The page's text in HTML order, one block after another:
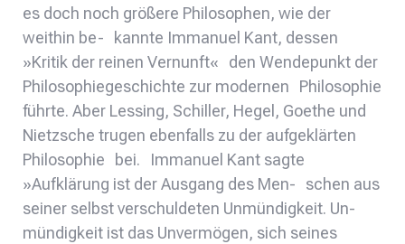
es doch noch größere Philosophen, wie der
weithin be- kannte Immanuel Kant, dessen
»Kritik der reinen Vernunft« den Wendepunkt der
Philosophiegeschichte zur modernen Philosophie
führte. Aber Lessing, Schiller, Hegel, Goethe und
Nietzsche trugen ebenfalls zu der aufgeklärten
Philosophie bei. Immanuel Kant sagte
»Aufklärung ist der Ausgang des Men- schen aus
seiner selbst verschuldeten Unmündigkeit. Un-
mündigkeit ist das Unvermögen, sich seines